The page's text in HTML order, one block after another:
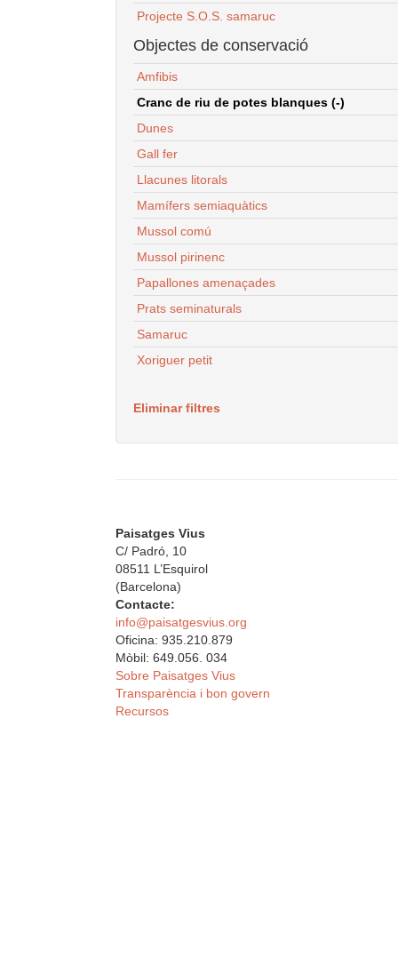
Projecte S.O.S. samaruc
Objectes de conservació
Amfibis
Cranc de riu de potes blanques (-)
Dunes
Gall fer
Llacunes litorals
Mamífers semiaquàtics
Mussol comú
Mussol pirinenc
Papallones amenaçades
Prats seminaturals
Samaruc
Xoriguer petit
Eliminar filtres
Paisatges Vius
C/ Padró, 10
08511 L’Esquirol
(Barcelona)
Contacte:
info@paisatgesvius.org
Oficina: 935.210.879
Mòbil: 649.056. 034
Sobre Paisatges Vius
Transparència i bon govern
Recursos